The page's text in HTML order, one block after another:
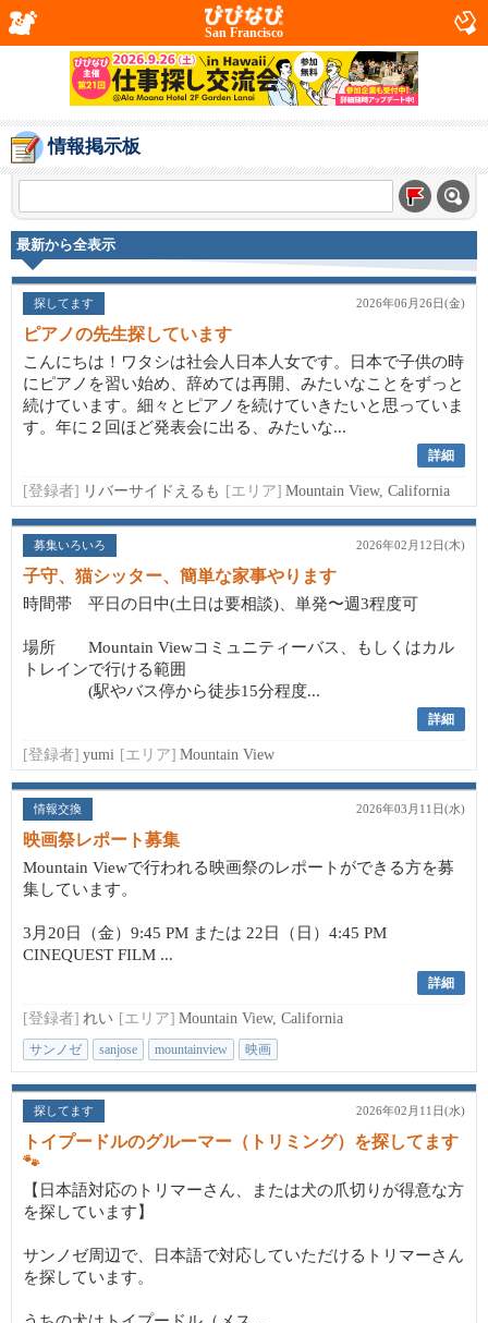
San Francisco
情報掲示板
最新から全表示
探してます 2026年06月26日(金)
ピアノの先生探しています
こんにちは！ワタシは社会人日本人女です。日本で子供の時
にピアノを習い始め、辞めては再開、みたいなことをずっと
続けています。細々とピアノを続けていきたいと思っていま
す。年に２回ほど発表会に出る、みたいな...
詳細
[登録者] リバーサイドえるも [エリア] Mountain View, California
募集いろいろ 2026年02月12日(木)
子守、猫シッター、簡単な家事やります
時間帯 平日の日中(土日は要相談)、単発〜週3程度可
場所 Mountain Viewコミュニティーバス、もしくはカル
トレインで行ける範囲
(駅やバス停から徒歩15分程度...
詳細
[登録者] yumi [エリア] Mountain View
情報交換 2026年03月11日(水)
映画祭レポート募集
Mountain Viewで行われる映画祭のレポートができる方を募
集しています。
3月20日（金）9:45 PM または 22日（日）4:45 PM
CINEQUEST FILM ...
詳細
[登録者] れい [エリア] Mountain View, California
サンノゼ sanjose mountainview 映画
探してます 2026年02月11日(水)
トイプードルのグルーマー（トリミング）を探してます
🐾
【日本語対応のトリマーさん、または犬の爪切りが得意な方
を探しています】
サンノゼ周辺で、日本語で対応していただけるトリマーさん
を探しています。